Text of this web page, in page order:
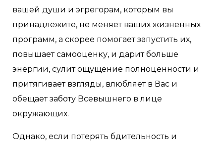
вашей души и эгрегорам, которым вы
принадлежите, не меняет ваших жизненных
программ, а скорее помогает запустить их,
повышает самооценку, и дарит больше
энергии, сулит ощущение полноценности и
притягивает взгляды, влюбляет в Вас и
обещает заботу Всевышнего в лице
окружающих.
Однако, если потерять бдительность и